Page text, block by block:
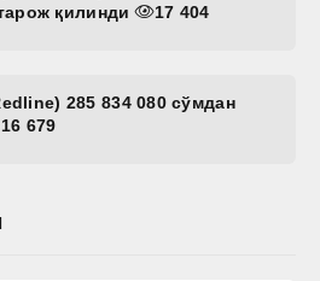
қилинди
17 404
285 834 080 сўмдан
16 679